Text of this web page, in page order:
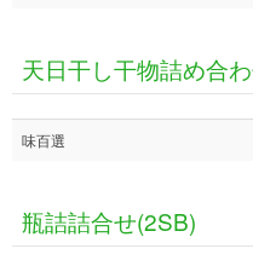
天日干し干物詰め合
味百選
瓶詰詰合せ(2SB)